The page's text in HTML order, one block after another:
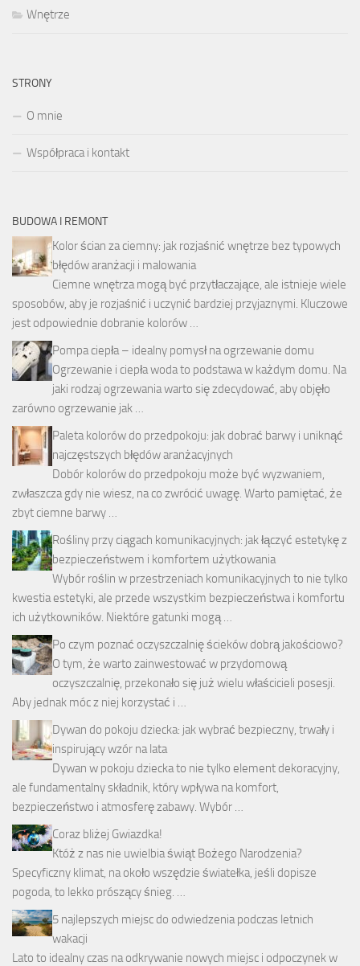
Wnętrze
STRONY
O mnie
Współpraca i kontakt
BUDOWA I REMONT
Kolor ścian za ciemny: jak rozjaśnić wnętrze bez typowych
błędów aranżacji i malowania
Ciemne wnętrza mogą być przytłaczające, ale istnieje wiele
sposobów, aby je rozjaśnić i uczynić bardziej przyjaznymi. Kluczowe
jest odpowiednie dobranie kolorów …
Pompa ciepła – idealny pomysł na ogrzewanie domu
Ogrzewanie i ciepła woda to podstawa w każdym domu. Na
jaki rodzaj ogrzewania warto się zdecydować, aby objęło
zarówno ogrzewanie jak …
Paleta kolorów do przedpokoju: jak dobrać barwy i uniknąć
najczęstszych błędów aranżacyjnych
Dobór kolorów do przedpokoju może być wyzwaniem,
zwłaszcza gdy nie wiesz, na co zwrócić uwagę. Warto pamiętać, że
zbyt ciemne barwy …
Rośliny przy ciągach komunikacyjnych: jak łączyć estetykę z
bezpieczeństwem i komfortem użytkowania
Wybór roślin w przestrzeniach komunikacyjnych to nie tylko
kwestia estetyki, ale przede wszystkim bezpieczeństwa i komfortu
ich użytkowników. Niektóre gatunki mogą …
Po czym poznać oczyszczalnię ścieków dobrą jakościowo?
O tym, że warto zainwestować w przydomową
oczyszczalnię, przekonało się już wielu właścicieli posesji.
Aby jednak móc z niej korzystać i …
Dywan do pokoju dziecka: jak wybrać bezpieczny, trwały i
inspirujący wzór na lata
Dywan w pokoju dziecka to nie tylko element dekoracyjny,
ale fundamentalny składnik, który wpływa na komfort,
bezpieczeństwo i atmosferę zabawy. Wybór …
Coraz bliżej Gwiazdka!
Któż z nas nie uwielbia świąt Bożego Narodzenia?
Specyficzny klimat, na około wszędzie światełka, jeśli dopisze
pogoda, to lekko prószący śnieg. …
5 najlepszych miejsc do odwiedzenia podczas letnich
wakacji
Lato to idealny czas na odkrywanie nowych miejsc i odpoczynek w